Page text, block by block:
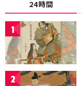
24時間
1
2